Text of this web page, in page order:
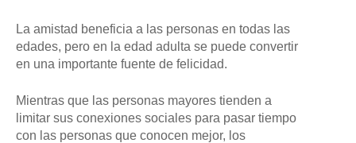
La amistad beneficia a las personas en todas las
edades, pero en la edad adulta se puede convertir
en una importante fuente de felicidad.
Mientras que las personas mayores tienden a
limitar sus conexiones sociales para pasar tiempo
con las personas que conocen mejor, los